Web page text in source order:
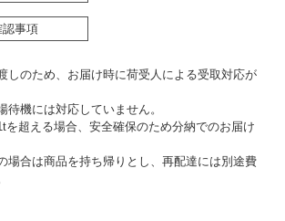
認事項
しのため、お届け時に荷受人による受取対応が
待機には対応していません。
を超える場合、安全確保のため分納でのお届け
場合は商品を持ち帰りとし、再配達には別途費